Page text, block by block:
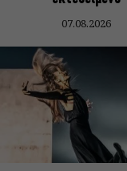
07.08.2026